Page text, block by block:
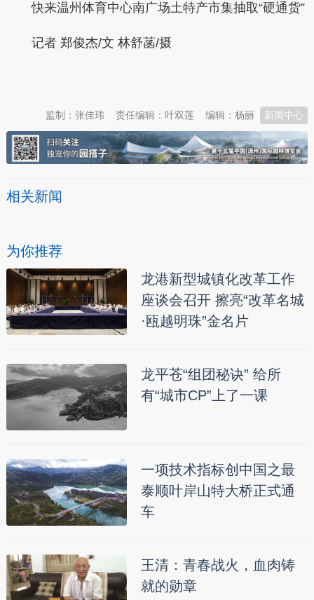
快来温州体育中心南广场土特产市集抽取“硬通货”
记者 郑俊杰/文 林舒菡/摄
新闻中心
编辑：杨丽
责任编辑：叶双莲
监制：张佳玮
相关新闻
为你推荐
龙港新型城镇化改革工作
座谈会召开 擦亮“改革名城
·瓯越明珠”金名片
龙平苍“组团秘诀” 给所
有“城市CP”上了一课
一项技术指标创中国之最
泰顺叶岸山特大桥正式通
车
王清：青春战火，血肉铸
就的勋章